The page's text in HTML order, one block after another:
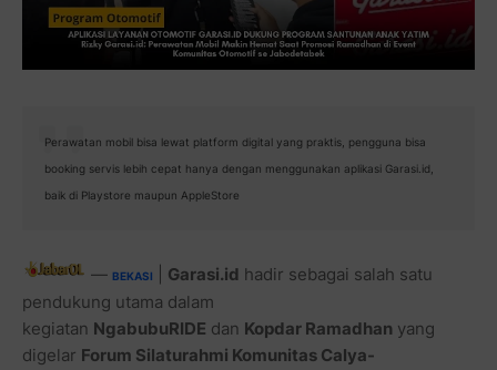
Perawatan mobil bisa lewat platform digital yang praktis, pengguna bisa
booking servis lebih cepat hanya dengan menggunakan aplikasi Garasi.id,
baik di Playstore maupun AppleStore
— BEKASI Garasi.id hadir sebagai salah satu
pendukung utama dalam
kegiatan NgabubuRIDE dan Kopdar Ramadhan yang
digelar Forum Silaturahmi Komunitas Calya-